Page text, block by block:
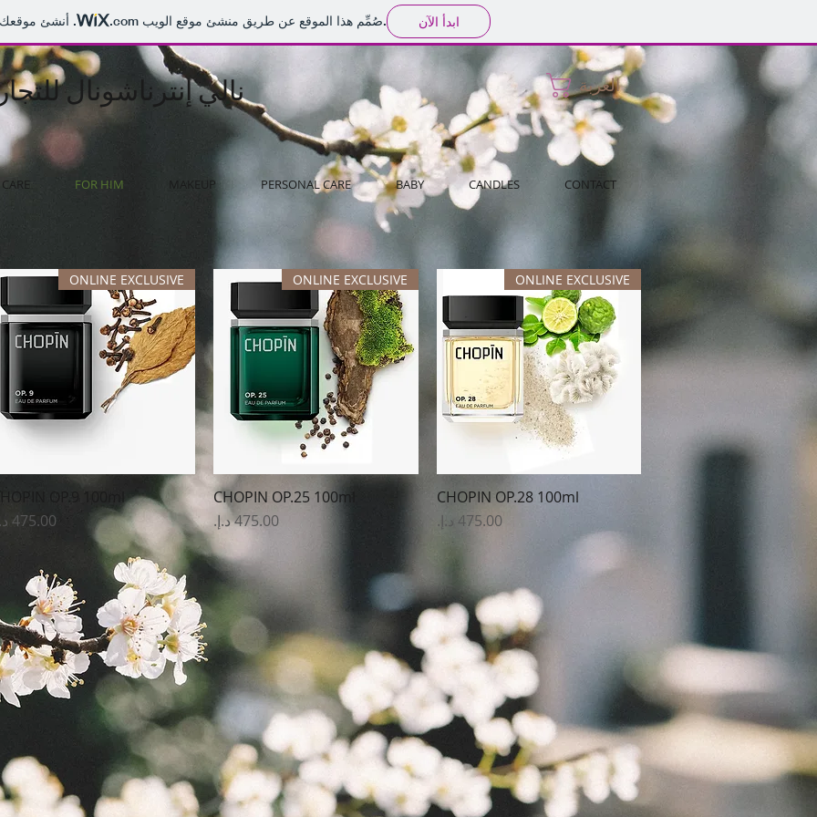
صُمِّم هذا الموقع عن طريق منشئ موقع الويب .com . أنشئ موقعك الإلكتروني اليوم. ابدأ الآن
نالي إنترناشونال العربة
FOR HIM MAKEUP PERSONAL CARE BABY CANDLES CONTACT
العرض السريع
ONLINE EXCLUSIVE
CHOPIN OP.28 100ml
السعر‏475.00 د.إ.‏
العرض السريع
ONLINE EXCLUSIVE
CHOPIN OP.25 100ml
السعر
العرض السريع
ONLINE EXCLUSIVE
OP.9 100ml
السعر